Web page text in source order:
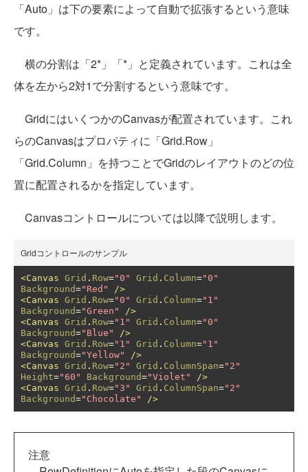
「Auto」は下の要素によって自動で拡張するという意味
です。
横の分割は「2*」「*」と定義されています。これは全
体を左から2対1で分割するという意味です。
GridにはいくつかのCanvasが配置されています。これ
らのCanvasはプロパティに「Grid.Row」
「Grid.Column」を持つことでGridのレイアウトのどの位
置に配置されるかを指定しています。
Canvasコントロールについては以降で説明します。
Gridコントロールのサンプル
<Canvas Grid . Row="0" Grid . Column="0"
Background="Red"
/>
<Canvas Grid . Row="0" Grid . Column="1"
Background="Green"
/>
<Canvas Grid . Row="1" Grid . Column="0"
Background="Blue"
/>
<Canvas Grid . Row="1" Grid . Column="1"
Background="Yellow"
/>
<Canvas Grid . Row="2" Grid . ColumnSpan="2"
Height="60" Background="Violet"
/>
<Canvas Grid . Row="3" Grid . ColumnSpan="2"
Background="Chocolate" />
注意